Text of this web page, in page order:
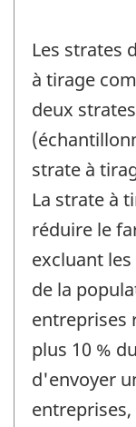
Les strates
à tirage
deux
strate à
La strate à
réduire le
excluant
de la
entreprises
plus 10 %
d'envoyer